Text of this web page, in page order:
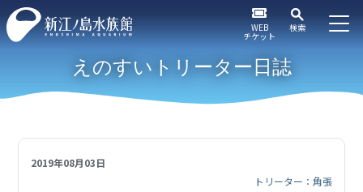
WEB
チケット
検索
えのすいトリーター日誌
2019年08月03日
トリーター：角張